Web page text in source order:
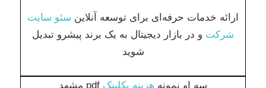
ارائه خدمات حرفه‌ای برای توسعه آنلاین سئو سایت
شرکت و در بازار دیجیتال به یک برند پیشرو تبدیل
شوید
سه او نمونه هزینه بکلینک